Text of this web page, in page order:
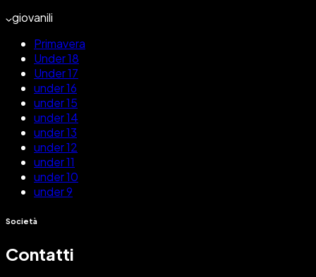
giovanili
Primavera
Under 18
Under 17
under 16
under 15
under 14
under 13
under 12
under 11
under 10
under 9
Società
Contatti